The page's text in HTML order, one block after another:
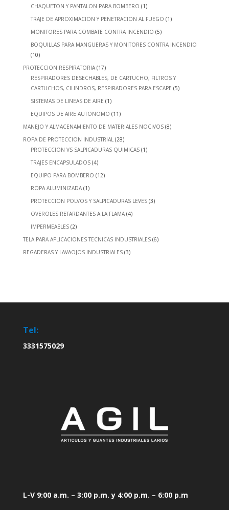
CHAQUETON Y PANTALON PARA BOMBERO (1)
TRAJE DE APROXIMACION Y PENETRACION AL FUEGO (1)
MONITORES PARA COMBATE CONTRA INCENDIO (5)
BOQUILLAS PARA MANGUERAS Y MONITORES CONTRA INCENDIO
(10)
PROTECCION RESPIRATORIA (17)
RESPIRADORES DESECHABLES, DE CARTUCHO, FILTROS Y
CARTUCHOS, CILINDROS, RESPIRADORES PARA ESCAPE (5)
SISTEMAS DE LINEAS DE AIRE (1)
EQUIPOS DE AIRE AUTONOMO (11)
MANEJO Y ALMACENAMIENTO DE MATERIALES NOCIVOS (8)
ROPA DE PROTECCION INDUSTRIAL (28)
PROTECCION VS SALPICADURAS QUIMICAS (1)
TRAJES ENCAPSULADOS (4)
EQUIPO PARA BOMBERO (12)
ROPA ALUMINIZADA (1)
PROTECCION POLVOS Y SALPICADURAS LEVES (3)
OVEROLES RETARDANTES A LA FLAMA (4)
IMPERMEABLES (2)
TELA PARA APLICACIONES TECNICAS INDUSTRIALES (6)
REGADERAS Y LAVAOJOS INDUSTRIALES (3)
Tel:
3331575029
L-V 9:00 a.m. – 3:00 p.m. y 4:00 p.m. – 6:00 p.m